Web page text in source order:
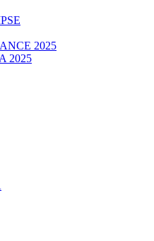
2025
2025